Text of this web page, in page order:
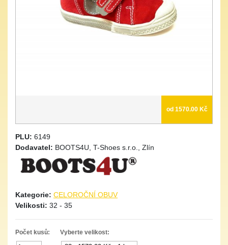
od 1570.00 Kč
PLU: 6149
Dodavatel: BOOTS4U, T-Shoes s.r.o., Zlín
Kategorie: CELOROČNÍ OBUV
Velikosti: 32 - 35
Počet kusů: Vyberte velikost: